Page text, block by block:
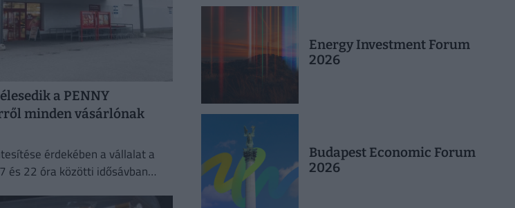
a PENNY
minden vásárlónak
érdekében a vállalat a
és 22 óra közötti idősávban
Energy Investment Forum
2026
Budapest Economic Forum
2026